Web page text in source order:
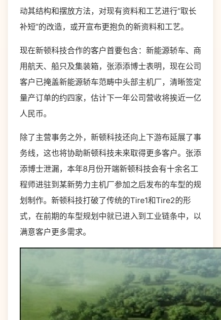
动其结构和摆放方法，对现有资料和工艺进行“取长
补短”的改造，或开宣布更抱负的新资料和工艺。
现在新顿科技合作的客户首要包含：新能源轿车、商
用航天、船只及集装箱，张添添博士表明，现在公司
客户已掩盖新能源轿车范畴中头部主机厂，清晰签定
量产订单的约四家，估计下一年公司营收将挨近一亿
人民币。
除了主营事务之外，新顿科技还向上下游布延展了事
务线，这也将协助新顿科技未来取得更多客户。张添
添博士泄漏，本年8月份开端新顿科技会有十余名工
程师进驻到某新势力主机厂参加之后发布的车型的规
划制作。新顿科技打破了传统的Tire1和Tire2的形
式，在前期的车型规划中就已进入到工业链条中，以
满意客户更多需求。